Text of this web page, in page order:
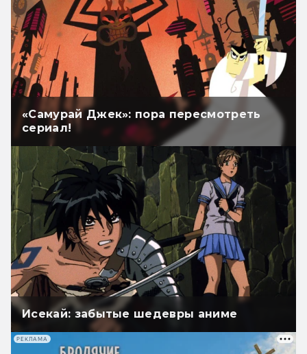
«Самурай Джек»: пора пересмотреть
сериал!
Исекай: забытые шедевры аниме
РЕКЛАМА